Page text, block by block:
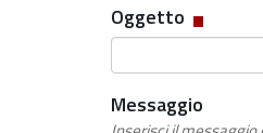
Oggetto Campo
Messaggio